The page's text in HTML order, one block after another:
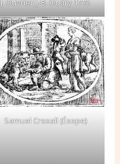
J. Ouvrier J.-B. Oudry 1775
Samuel Croxall (Ésope)